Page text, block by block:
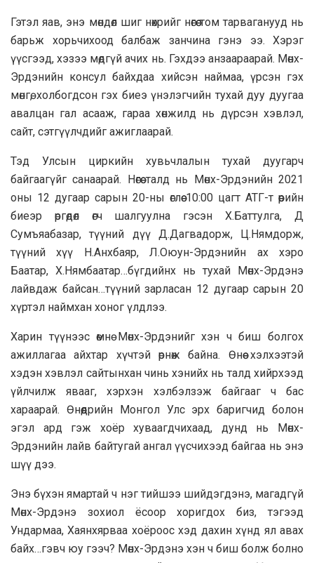
Гэтэл яав, энэ мөндөл шиг нөхрийг нөгөө том тарваганууд нь
барьж хорьчихоод балбаж занчина гэнэ ээ. Хэрэг
үүсгээд, хэзээ мөдгүй ачих нь. Гэхдээ анзаараарай. Мөнх-
Эрдэнийн консул байхдаа хийсэн наймаа, үрсэн гэх
мөнгө, холбогдсон гэх биеэ үнэлэгчийн тухай дуу дуугаа
авалцан гал асааж, гараа хөнжилд нь дүрсэн хэвлэл,
сайт, сэтгүүлчдийг ажиглаарай.
Тэд Улсын циркийн хувьчлалын тухай дуугарч
байгаагүйг санаарай. Нөгөө талд нь Мөнх-Эрдэнийн 2021
оны 12 дугаар сарын 20-ны өглөө 10:00 цагт АТГ-т өөрийн
биеэр өргөдөл өгч шалгуулна гэсэн Х.Баттулга, Д
Сумъяабазар, түүний дүү Д.Дагвадорж, Ц.Нямдорж,
түүний хүү Н.Анхбаяр, Л.Оюун-Эрдэнийн ах хэро
Баатар, Х.Нямбаатар…бүгдийнх нь тухай Мөнх-Эрдэнэ
лайвдаж байсан…түүний зарласан 12 дугаар сарын 20
хүртэл наймхан хоног үлдлээ.
Харин түүнээс өмнө Мөнх-Эрдэнийг хэн ч биш болгох
ажиллагаа айхтар хүчтэй өрнөж байна. Өнөө хэлхээтэй
хэдэн хэвлэл сайтынхан чинь хэнийх нь талд хийрхээд
үйлчилж явааг, хэрхэн хэлбэлзэж байгааг ч бас
хараарай. Өнөөдрийн Монгол Улс эрх баригчид болон
эгэл ард гэж хоёр хуваагдчихаад, дунд нь Мөнх-
Эрдэнийн лайв байтугай ангал үүсчихээд байгаа нь энэ
шүү дээ.
Энэ бүхэн ямартай ч нэг тийшээ шийдэгдэнэ, магадгүй
Мөнх-Эрдэнэ зохиол ёсоор хоригдох биз, тэгээд
Ундармаа, Хаянхярваа хоёроос хэд дахин хүнд ял авах
байх…гэвч юу гээч? Мөнх-Эрдэнэ хэн ч биш болж болно